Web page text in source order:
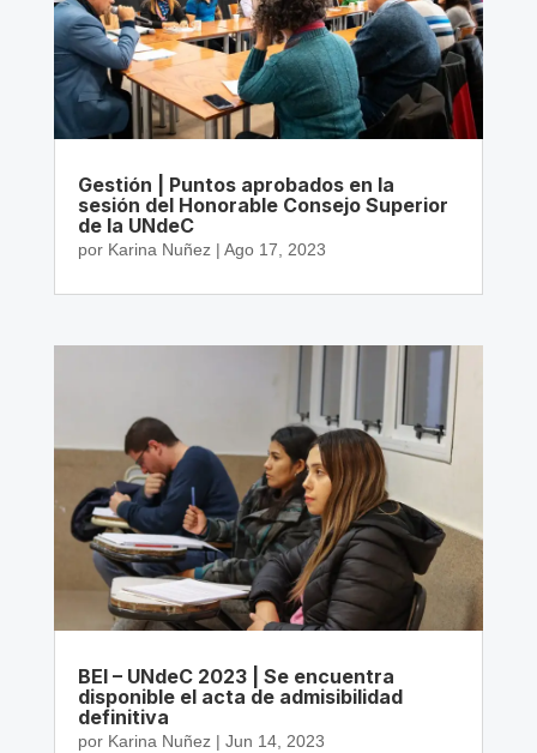
Gestión | Puntos aprobados en la
sesión del Honorable Consejo Superior
de la UNdeC
por Karina Nuñez| Ago 17, 2023
BEI – UNdeC 2023 | Se encuentra
disponible el acta de admisibilidad
definitiva
por Karina Nuñez| Jun 14, 2023